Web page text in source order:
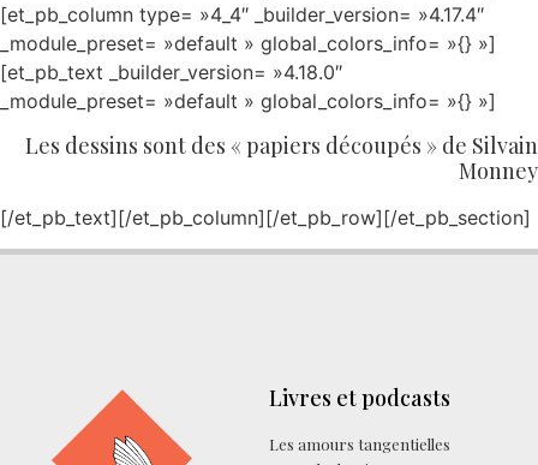
[et_pb_column type= »4_4″ _builder_version= »4.17.4″
_module_preset= »default » global_colors_info= »{} »]
[et_pb_text _builder_version= »4.18.0″
_module_preset= »default » global_colors_info= »{} »]
Les dessins sont des « papiers découpés » de Silvain
Monney
[/et_pb_text][/et_pb_column][/et_pb_row][/et_pb_section]
Livres et podcasts
Les amours tangentielles